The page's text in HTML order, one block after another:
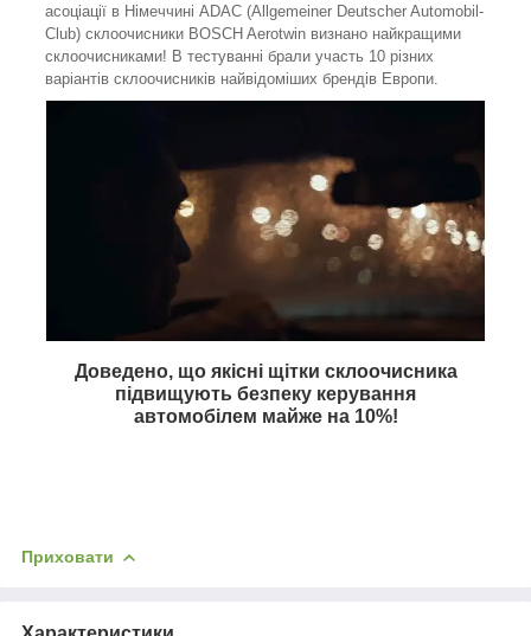
асоціації в Німеччині ADAC (Allgemeiner Deutscher Automobil-
Club) склоочисники BOSCH Aerotwin визнано найкращими
склоочисниками! В тестуванні брали участь 10 різних
варіантів склоочисників найвідоміших брендів Европи.
Доведено, що якісні щітки склоочисника
підвищують безпеку керування
автомобілем майже на 10%!
Приховати